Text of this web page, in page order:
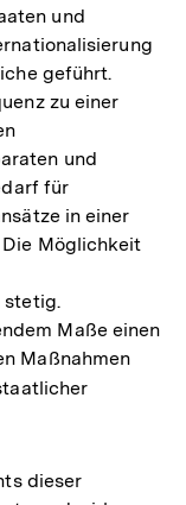
und
geführt.
zu einer
und
für
in einer
Möglichkeit
stetig.
Maße einen
Maßnahmen
dieser